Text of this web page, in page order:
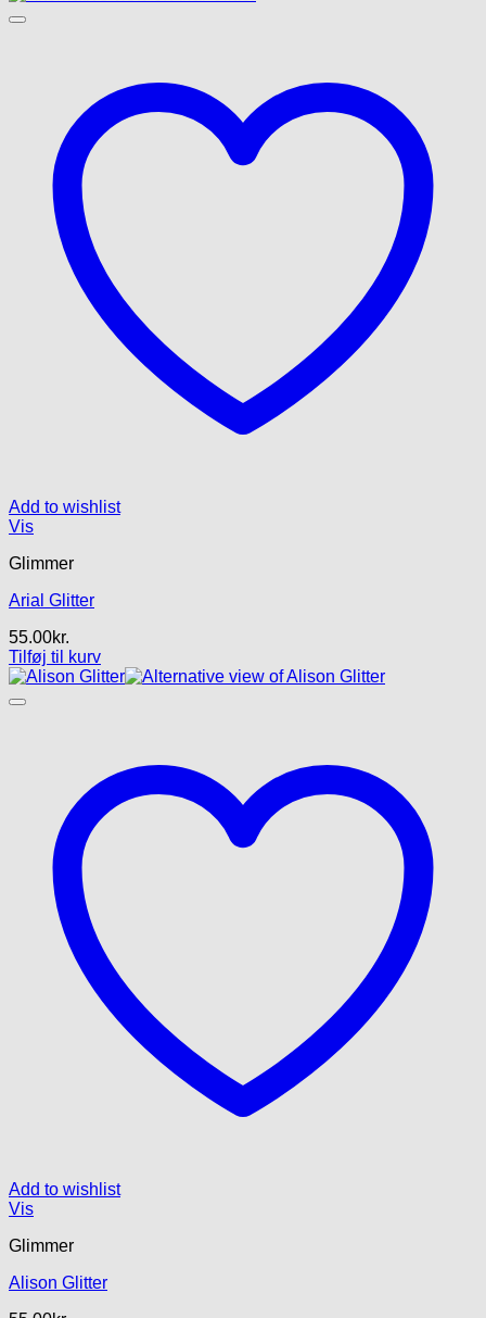
Add to wishlist
Vis
Glimmer
Arial Glitter
55.00kr.
Tilføj til kurv
Add to wishlist
Vis
Glimmer
Alison Glitter